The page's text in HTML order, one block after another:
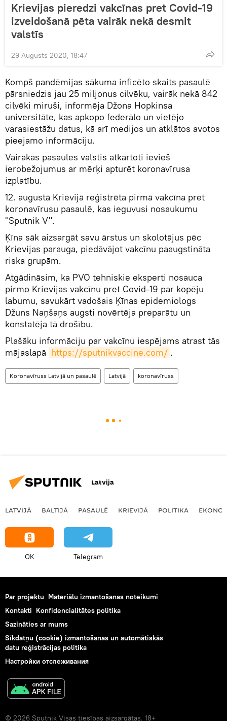
Krievijas pieredzi vakcīnas pret Covid-19
izveidošanā pēta vairāk nekā desmit
valstīs
29 Augusts 2020, 18:47
Kompš pandēmijas sākuma inficēto skaits pasaulē
pārsniedzis jau 25 miljonus cilvēku, vairāk nekā 842
cilvēki miruši, informēja Džona Hopkinsa
universitāte, kas apkopo federālo un vietējo
varasiestāžu datus, kā arī medijos un atklātos avotos
pieejamo informāciju.
Vairākas pasaules valstis atkārtoti ievieš
ierobežojumus ar mērķi apturēt koronavīrusa
izplatību.
12. augustā Krievijā reģistrēta pirmā vakcīna pret
koronavīrusu pasaulē, kas ieguvusi nosaukumu
"Sputnik V".
Ķīna sāk aizsargāt savu ārstus un skolotājus pēc
Krievijas parauga, piedāvājot vakcīnu paaugstināta
riska grupām.
Atgādināsim, ka PVO tehniskie eksperti nosauca
pirmo Krievijas vakcīnu pret Covid-19 par kopēju
labumu, savukārt vadošais Ķīnas epidemiologs
Džuns Naņšaņs augsti novērtēja preparātu un
konstatēja tā drošību.
Plašāku informāciju par vakcīnu iespējams atrast tās
mājaslapā https://sputnikvaccine.com/ .
Koronavīruss Latvijā un pasaulē Latvijā koronavīruss
Latvija
LATVIJĀ BALTIJĀ PASAULĒ KRIEVIJĀ POLITIKA
OK Telegram
Par projektu Materiālu izmantošanas noteikumi
Kontakti Konfidencialitātes politika
Sazināties ar mums
Sīkdatņu (cookie) izmantošanas un automātiskās
datu reģistrācijas politika
Настройки отслеживания
© 2026 Sputnik Visas tiesības aizsargātas. 18+